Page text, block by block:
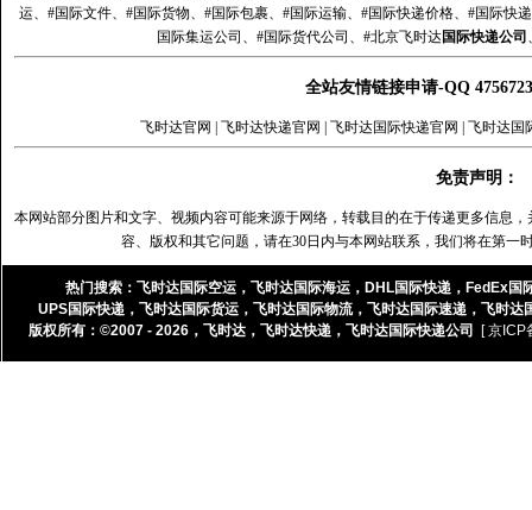
运、#国际文件、#国际货物、#国际包裹、#国际运输、#国际快递价格、#国际快
国际集运公司、#国际货代公司、#北京飞时达国际快递公司
全站友情链接申请-QQ
飞时达官网 飞时达快递官网 飞时达国际快递官网 飞时达国
免责声明：
本网站部分图片和文字、视频内容可能来源于网络，转载目的在于传递更多信息
容、版权和其它问题，请在30日内与本网站联系，我们将在第一
热门搜索： 飞时达国际空运 ， 飞时达国际海运 ， DHL国际快递 ， FedEx国
UPS国际快递 ， 飞时达国际货运 ， 飞时达国际物流， 飞时达国际速递 ， 飞时达
版权所有：©2007 - 2026， 飞时达， 飞时达快递， 飞时达国际快递公司 [ 京ICP